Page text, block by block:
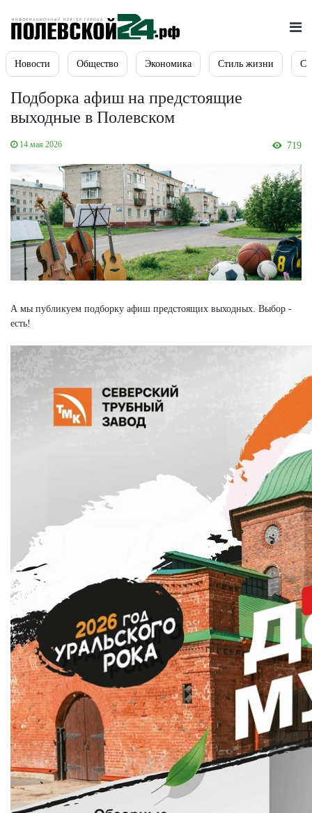
Новости Общество Экономика Стиль жизни
Подборка афиш на предстоящие
выходные в Полевском
14 мая 2026 719
А мы публикуем подборку афиш предстоящих выходных. Выбор -
есть!